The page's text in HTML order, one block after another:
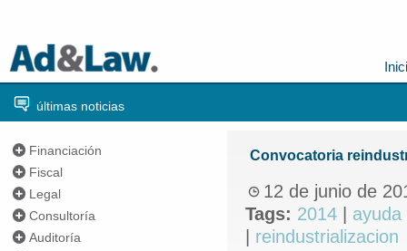
últimas noticias
Financiación
Fiscal
Legal
Consultoría
Auditoría
Convocatoria
12 de junio de
Tags: 2014 ayuda
reindustrializacion